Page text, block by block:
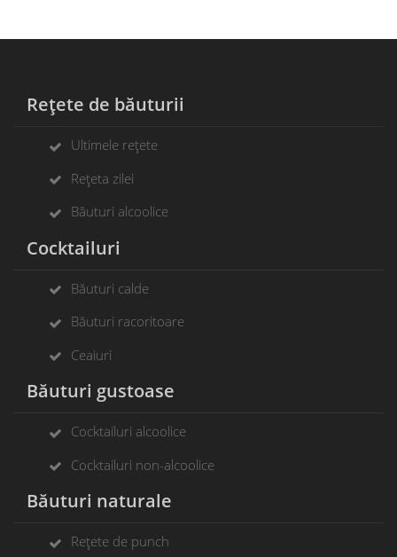
Rețete de băuturii
Ultimele rețete
Rețeta zilei
Băuturi alcoolice
Cocktailuri
Băuturi calde
Băuturi racoritoare
Ceaiuri
Băuturi gustoase
Cocktailuri alcoolice
Cocktailuri non-alcoolice
Băuturi naturale
Rețete de punch